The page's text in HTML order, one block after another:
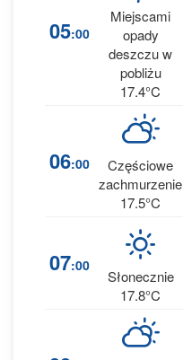
05:00
Miejscami
opady
deszczu w
pobliżu
17.4°C
06:00
Częściowe
zachmurzenie
17.5°C
07:00
Słonecznie
17.8°C